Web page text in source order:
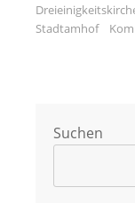
Stadtamhof
Suchen